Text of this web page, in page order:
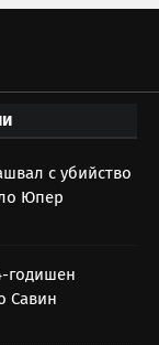
с убийство
Юпер
годишен
Савин